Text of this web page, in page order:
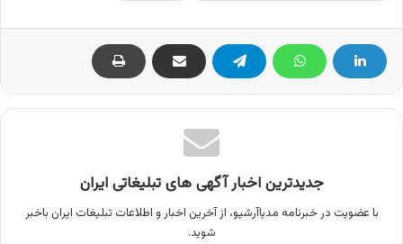
جدیدترین اخبار آگهی های تبلیغاتی ایران
با عضویت در خبرنامه مدیاآرشیو، از آخرین اخبار و اطلاعات تبلیغات ایران باخبر
شوید.